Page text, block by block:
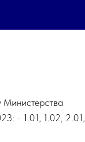
Министерства
- 1.01, 1.02, 2.01,